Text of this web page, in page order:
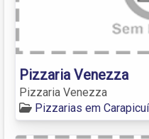
Pizzaria Venezza
Pizzaria Venezza
Pizzarias em